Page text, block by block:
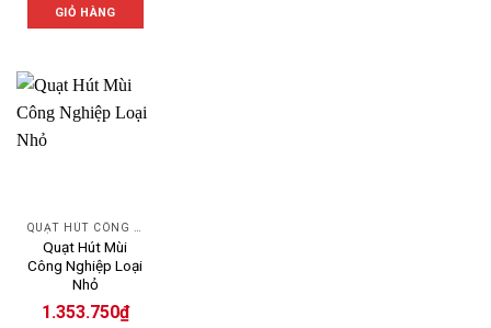
GIỎ HÀNG
Quạt Hút Mùi
Công Nghiệp Loại
Nhỏ
1.353.750₫